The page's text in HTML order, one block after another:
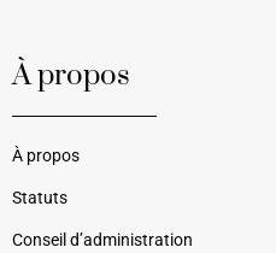
À propos
À propos
Statuts
Conseil d’administration